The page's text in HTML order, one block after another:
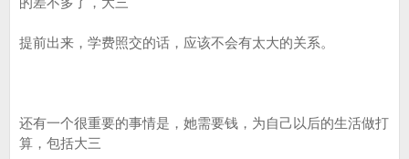
提前出来，学费照交的话，应该不会有太大的关系。
还有一个很重要的事情是，她需要钱，为自己以后的生活做打
算，包括大三